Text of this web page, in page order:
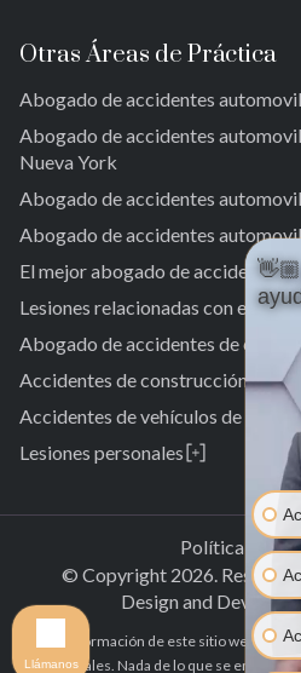
Otras Áreas de Práctica
Abogado de accidentes
Abogado de accidentes
Nueva York
Abogado de accidentes
Abogado de accidentes
El mejor abogado de accidentes
Lesiones relacionadas con el
Abogado de accidentes de
Accidentes de construcción
Accidentes de vehículos de motor
Lesiones personales
Abogado especializado en
Alturas de Cambria
San Albano
Jamaica
Jamaica del Sur
Abogado especializado en
Jardines de Springfield
Alturas de Cambria
San Albano
Jamaica
Política de
© Copyright 2026.
Design and
La información de este sitio web
generales. Nada de lo que se
Llámanos